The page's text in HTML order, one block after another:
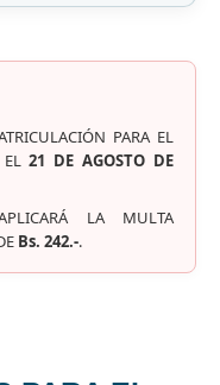
PARA EL
EL21 DE AGOSTO DE
LA MULTA
Bs. 242.-.